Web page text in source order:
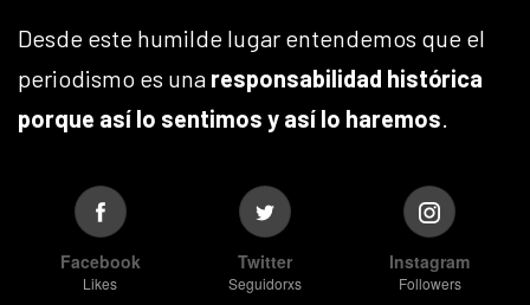
Desde este humilde lugar entendemos que el
periodismo es una responsabilidad histórica
porque así lo sentimos y así lo haremos
Facebook
Likes
Twitter
Seguidorxs
Instagram
Followers